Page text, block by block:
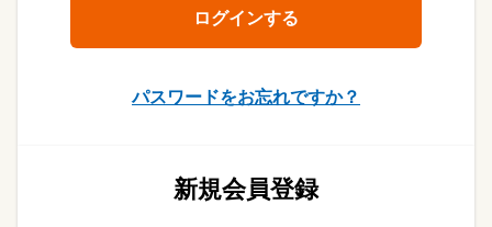
パスワードをお忘れですか？
新規会員登録